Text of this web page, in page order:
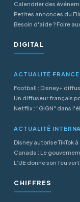
Calendrier des
Petites annonces du
Besoin d'aide ? Foire
DIGITAL
ACTUALITÉ FRANCE
Football : Disney+
Un diffuseur français
Netflix : "GIGN" dans
ACTUALITÉ
Disney autorise TikTok
Canada : Le
L’UE donne son feu
CHIFFRES